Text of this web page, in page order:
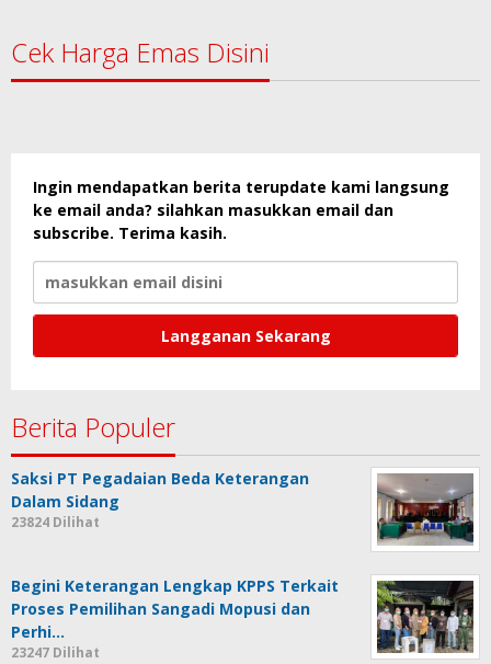
Cek Harga Emas Disini
Ingin mendapatkan berita terupdate kami langsung
ke email anda? silahkan masukkan email dan
subscribe. Terima kasih.
Berita Populer
Saksi PT Pegadaian Beda Keterangan
Dalam Sidang
23824 Dilihat
Begini Keterangan Lengkap KPPS Terkait
Proses Pemilihan Sangadi Mopusi dan
Perhi…
23247 Dilihat